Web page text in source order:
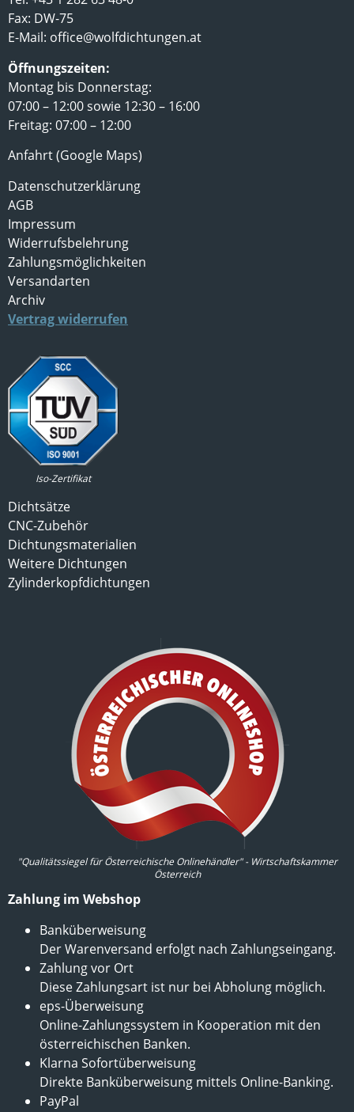
Fax: DW-75
E-Mail: office@wolfdichtungen.at
Öffnungszeiten:
Montag bis Donnerstag:
07:00 – 12:00 sowie 12:30 – 16:00
Freitag: 07:00 – 12:00
Anfahrt (Google Maps)
Datenschutzerklärung
AGB
Impressum
Widerrufsbelehrung
Zahlungsmöglichkeiten
Versandarten
Archiv
Vertrag widerrufen
Iso-Zertifikat
Dichtsätze
CNC-Zubehör
Dichtungsmaterialien
Weitere Dichtungen
Zylinderkopfdichtungen
"Qualitätssiegel für Österreichische Onlinehändler" - Wirtschaftskammer
Österreich
Zahlung im Webshop
Banküberweisung
Der Warenversand erfolgt nach Zahlungseingang.
Zahlung vor Ort
Diese Zahlungsart ist nur bei Abholung möglich.
eps-Überweisung
Online-Zahlungssystem in Kooperation mit den
österreichischen Banken.
Klarna Sofortüberweisung
Direkte Banküberweisung mittels Online-Banking.
PayPal